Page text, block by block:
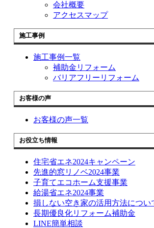
会社概要
アクセスマップ
施工事例
施工事例一覧
補助金リフォーム
バリアフリーリフォーム
お客様の声
お客様の声一覧
お役立ち情報
住宅省エネ2024キャンペーン
先進的窓リノベ2024事業
子育てエコホーム支援事業
給湯省エネ2024事業
損しない空き家の活用方法につい
長期優良化リフォーム補助金
LINE簡単相談